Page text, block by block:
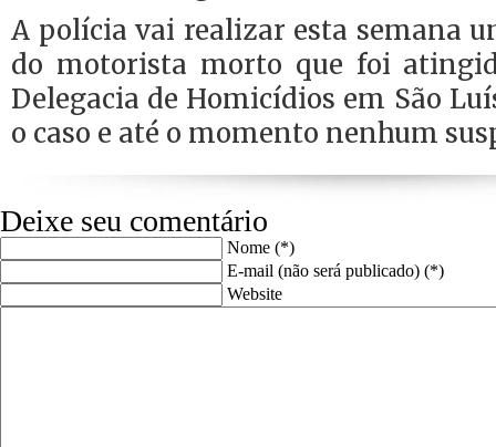
A polícia vai realizar esta semana
do motorista morto que foi
Delegacia de Homicídios em São
o caso e até o momento nenhum
Deixe seu comentário
Nome (*)
E-mail (não será publicado) (*)
Website